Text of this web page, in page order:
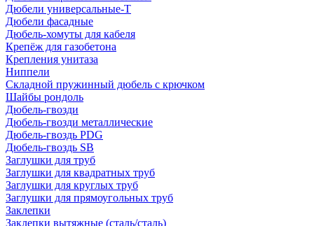
Дюбели универсальные-Т
Дюбели фасадные
Дюбель-хомуты для кабеля
Крепёж для газобетона
Крепления унитаза
Ниппели
Складной пружинный дюбель с крючком
Шайбы рондоль
Дюбель-гвозди
Дюбель-гвозди металлические
Дюбель-гвоздь PDG
Дюбель-гвоздь SB
Заглушки для труб
Заглушки для квадратных труб
Заглушки для круглых труб
Заглушки для прямоугольных труб
Заклепки
Заклепки вытяжные (сталь/сталь)